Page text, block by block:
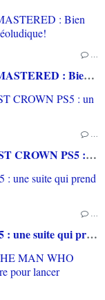
[TEST] THE LAST OF US PART II REMASTERED : Bien plus qu'un remaster pour ce chef d'oeuvre vidéoludique!
[TEST] PRINCE OF PERSIA : THE LOST CROWN PS5 : un retour en force pour une licence mythique!
[TEST] MARVEL'S SPIDER-MAN 2 PS5 : une suite qui prend peu de risques mais qui met une claque!